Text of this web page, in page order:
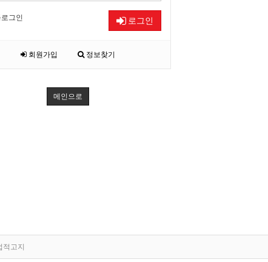
그인 로그인
회원가입 정보찾기
메인으로
고지